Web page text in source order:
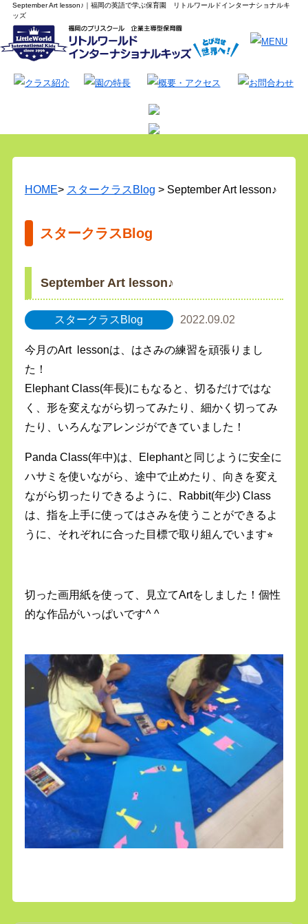
September Art lesson♪｜福岡の英語で学ぶ保育園 リトルワールドインターナショナルキ
ッズ
HOME> スタークラスBlog > September Art lesson♪
スタークラスBlog
September Art lesson♪
スタークラスBlog 2022.09.02
今月のArt lessonは、はさみの練習を頑張りまし
た！
Elephant Class(年長)にもなると、切るだけではな
く、形を変えながら切ってみたり、細かく切ってみ
たり、いろんなアレンジができていました！
Panda Class(年中)は、Elephantと同じように安全に
ハサミを使いながら、途中で止めたり、向きを変え
ながら切ったりできるように、Rabbit(年少) Class
は、指を上手に使ってはさみを使うことができるよ
うに、それぞれに合った目標で取り組んでいます⭐︎
切った画用紙を使って、見立てArtをしました！個性
的な作品がいっぱいです^ ^